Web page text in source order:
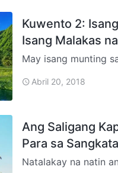
Kuwento 2:
Isang Malakas
May isang munting
bundok sa …
Abril 20, 2018
Ang Saligang
Para sa
Natalakay na natin